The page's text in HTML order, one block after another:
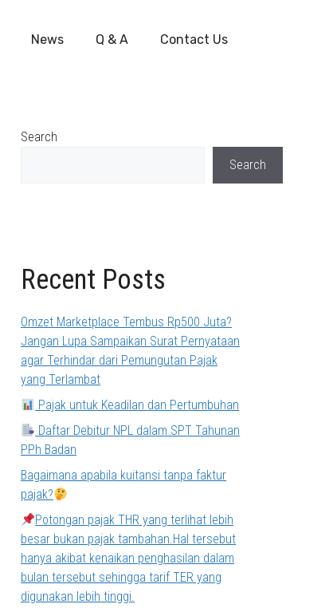
News Q & A Contact Us
Search
Search
Recent Posts
Omzet Marketplace Tembus Rp500 Juta?
Jangan Lupa Sampaikan Surat Pernyataan
agar Terhindar dari Pemungutan Pajak
yang Terlambat
Pajak untuk Keadilan dan Pertumbuhan
Daftar Debitur NPL dalam SPT Tahunan
PPh Badan
Bagaimana apabila kuitansi tanpa faktur
pajak?
Potongan pajak THR yang terlihat lebih
besar bukan pajak tambahan.Hal tersebut
hanya akibat kenaikan penghasilan dalam
bulan tersebut sehingga tarif TER yang
digunakan lebih tinggi.